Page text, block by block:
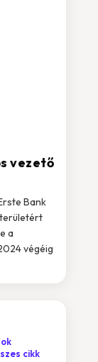
vezető
Bank
a
végéig
cikk